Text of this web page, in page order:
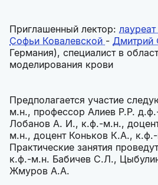
Приглашенный лектор:
Софьи Ковалевской - Дмитрий
Германия), специалист в
моделирования крови
Предполагается участие
м.н., профессор Алиев Р.Р.
Лобанов А. И., к.ф.-м.н.,
м.н., доцент Коньков К.А.,
Практические занятия
к.ф.-м.н. Бабичев С.Л.,
Жмуров А.А.